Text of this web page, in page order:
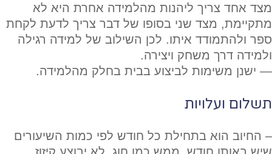
מצד אחד צריך ליהנות מהלמידה אחרת היא לא
מתקיימת, מצד שני בסופו של דבר צריך לדעת לקחת
ספר ולהתמודד איתו. לכן השילוב של למידה רגילה
ולמידה דרך משחק ויצירה.
— ישנן משימות לביצוע בבית בחלק מהלמידה.
תשלום ועלויות
– החיוב הוא בתחילת כל חודש לפי כמות השיעורים